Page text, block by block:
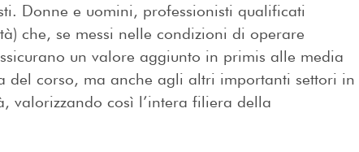
Donne e uomini, professionisti qualificati
che, se messi nelle condizioni di operare
un valore aggiunto in primis alle media
del corso, ma anche agli altri importanti settori in
valorizzando così l’intera filiera della